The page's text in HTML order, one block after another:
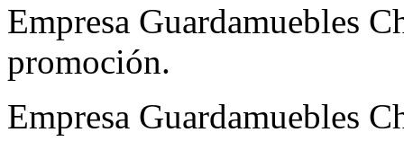
Empresa Guardamuebles
promoción.
Empresa Guardamuebles